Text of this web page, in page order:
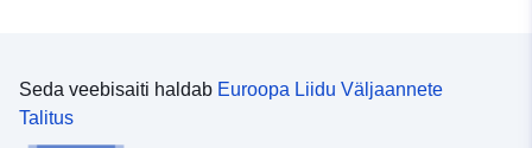
Seda veebisaiti haldab Euroopa Liidu Väljaannete
Talitus